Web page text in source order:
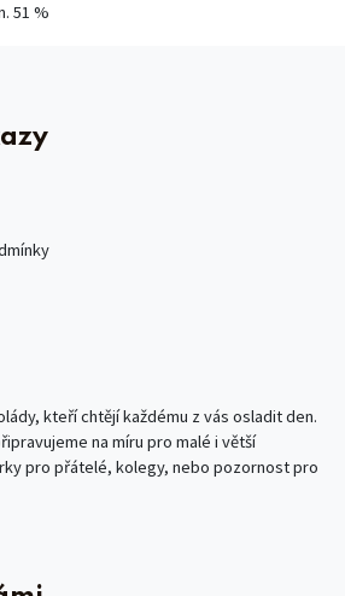
51 %
kteří chtějí každému z vás osladit den.
na míru pro malé i větší
pro přátelé, kolegy, nebo pozornost pro